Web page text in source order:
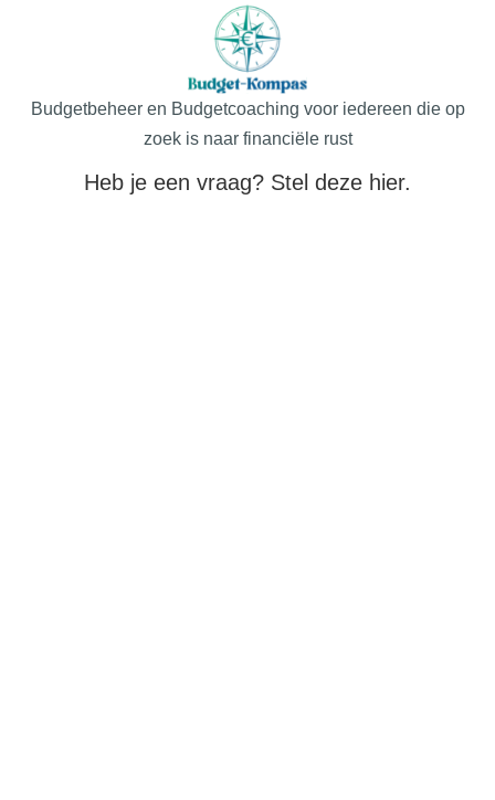
Budgetbeheer en Budgetcoaching voor iedereen die op
zoek is naar financiële rust
Heb je een vraag? Stel deze hier.